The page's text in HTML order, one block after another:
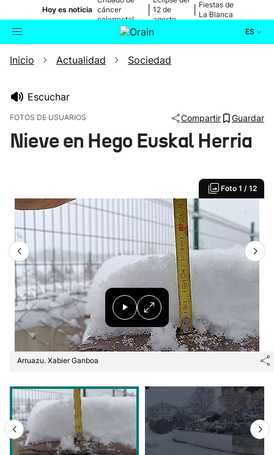
Hoy es noticia cáncer
colorrectal
12 de
agosto
Fiestas de
La Blanca
ES
Buscador Actualidad
Inicio Actualidad Sociedad
Escuchar
FOTOS DE USUARIOS Compartir Guardar
Nieve en Hego Euskal Herria
Foto 1 / 12
Arruazu. Xabier Ganboa